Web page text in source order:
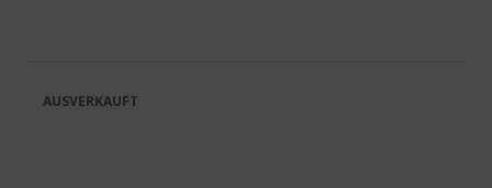
AUSVERKAUFT